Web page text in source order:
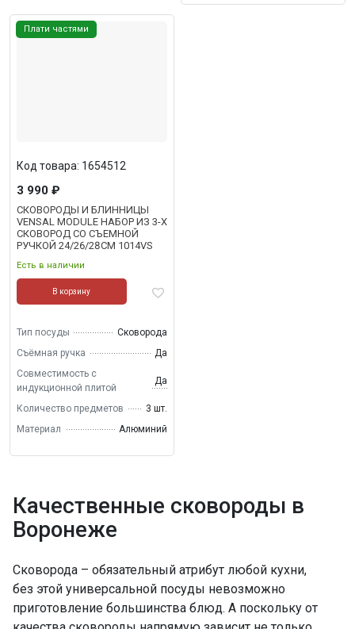
Качественные сковороды в
Воронеже
Сковорода – обязательный атрибут любой кухни,
без этой универсальной посуды невозможно
приготовление большинства блюд. А поскольку от
Плати частями
СКОВОРОДЫ И БЛИННИЦЫ
VENSAL MODULE НАБОР ИЗ 3-Х
СКОВОРОД СО СЪЕМНОЙ
РУЧКОЙ 24/26/28СМ 1014VS
Есть в наличии
Код товара: 1654512
3 990 ₽
В корзину
Тип посуды
Сковорода
Съёмная ручка
Да
Совместимость с
индукционной плитой
Да
Количество предметов
3 шт.
Материал
Алюминий